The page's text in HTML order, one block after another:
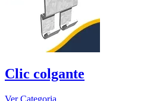
Clic colgante